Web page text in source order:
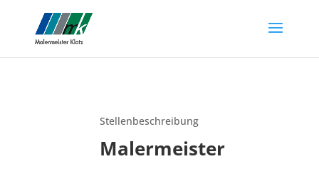
Stellenbeschreibung
Malermeister